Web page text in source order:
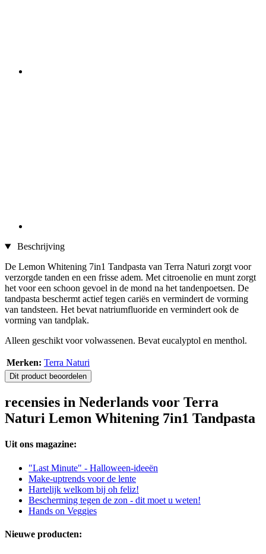
Beschrijving
De Lemon Whitening 7in1 Tandpasta van Terra Naturi zorgt voor
verzorgde tanden en een frisse adem. Met citroenolie en munt zorgt
het voor een schoon gevoel in de mond na het tandenpoetsen. De
tandpasta beschermt actief tegen cariës en vermindert de vorming
van tandsteen. Het bevat natriumfluoride en vermindert ook de
vorming van tandplak.
Alleen geschikt voor volwassenen. Bevat eucalyptol en menthol.
Merken: Terra Naturi
Dit product beoordelen
recensies in Nederlands voor Terra
Naturi Lemon Whitening 7in1 Tandpasta
Uit ons magazine:
"Last Minute" - Halloween-ideeën
Make-uptrends voor de lente
Hartelijk welkom bij oh feliz!
Bescherming tegen de zon - dit moet u weten!
Hands on Veggies
Nieuwe producten: